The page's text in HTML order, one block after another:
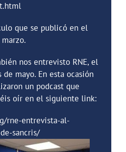
que se publicó en el
nos entrevisto RNE, el
de mayo. En esta ocasión
un podcast que
oír en el siguiente link:
rne-entrevista-al-
sancris/